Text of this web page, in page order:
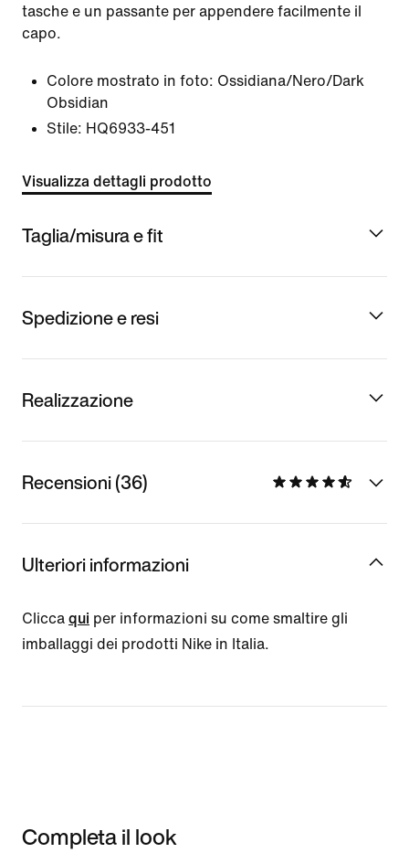
tasche e un passante per appendere facilmente il
capo.
Colore mostrato in foto: Ossidiana/Nero/Dark
Obsidian
Stile: HQ6933-451
Visualizza dettagli prodotto
Taglia/misura e fit
Spedizione e resi
Realizzazione
Recensioni (36)
Ulteriori informazioni
Clicca qui per informazioni su come smaltire gli
imballaggi dei prodotti Nike in Italia.
Completa il look